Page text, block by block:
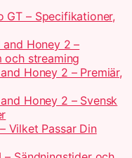
GT – Specifikationer,
Honey 2 –
och streaming
Honey 2 – Premiär,
Honey 2 – Svensk
Vilket Passar Din